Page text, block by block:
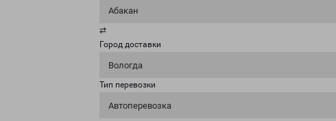
Абакан
⇄
Город доставки
Вологда
Тип перевозки
Автоперевозка